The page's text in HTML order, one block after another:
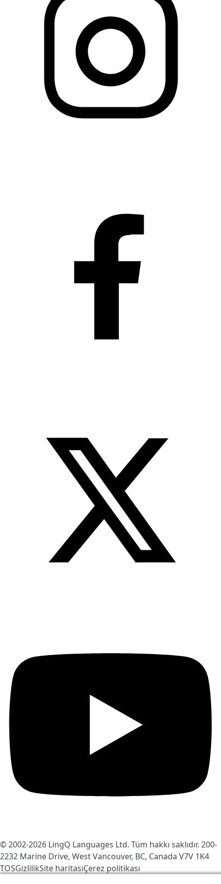
© 2002-2026 LingQ Languages Ltd. Tüm hakkı saklıdır. 200-
2232 Marine Drive, West Vancouver, BC, Canada V7V 1K4
TOSGizlilikSite haritasıÇerez politikası